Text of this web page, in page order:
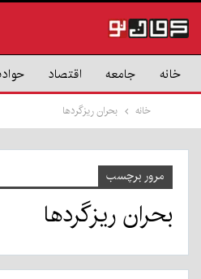
خانه جامعه اقتصاد
خانه بحران ریزگردها
مرور برچسب
بحران ریزگردها